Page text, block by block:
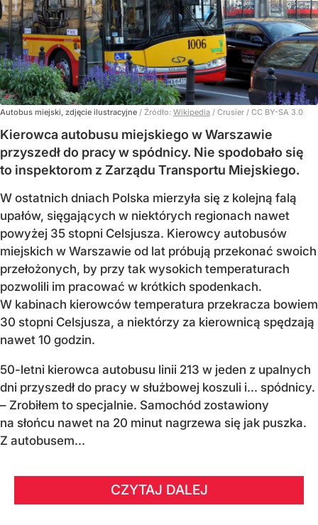
Autobus miejski, zdjęcie ilustracyjne / Źródło: Wikipedia / Crusier / CC BY-SA 3.0
Kierowca autobusu miejskiego w Warszawie
przyszedł do pracy w spódnicy. Nie spodobało się
to inspektorom z Zarządu Transportu Miejskiego.
W ostatnich dniach Polska mierzyła się z kolejną falą
upałów, sięgających w niektórych regionach nawet
powyżej 35 stopni Celsjusza. Kierowcy autobusów
miejskich w Warszawie od lat próbują przekonać swoich
przełożonych, by przy tak wysokich temperaturach
pozwolili im pracować w krótkich spodenkach.
W kabinach kierowców temperatura przekracza bowiem
30 stopni Celsjusza, a niektórzy za kierownicą spędzają
nawet 10 godzin.
50-letni kierowca autobusu linii 213 w jeden z upalnych
dni przyszedł do pracy w służbowej koszuli i... spódnicy.
– Zrobiłem to specjalnie. Samochód zostawiony
na słońcu nawet na 20 minut nagrzewa się jak puszka.
Z autobusem...
CZYTAJ DALEJ